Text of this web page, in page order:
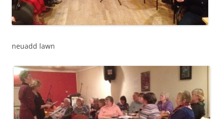
neuadd lawn